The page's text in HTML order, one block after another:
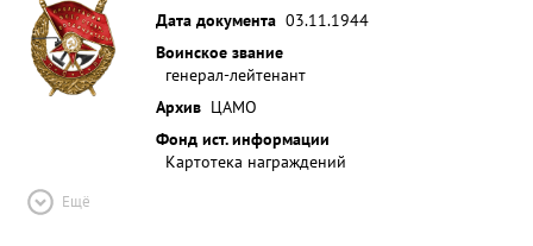
Дата документа 03.11.1944
Воинское звание
генерал-лейтенант
Архив ЦАМО
Фонд ист. информации
Картотека награждений
Ещё